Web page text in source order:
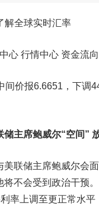
解全球实时汇率
心 行情中心 资金流
间价报6.6651，下调
储主席鲍威尔“空间”
储主席鲍威尔会面
将不会受到政治干预
利率上调至更正常水